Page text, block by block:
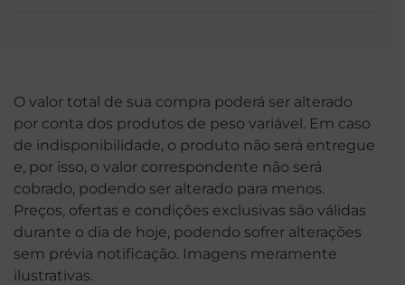
O valor total de sua compra poderá ser alterado
por conta dos produtos de peso variável. Em caso
de indisponibilidade, o produto não será entregue
e, por isso, o valor correspondente não será
cobrado, podendo ser alterado para menos.
Preços, ofertas e condições exclusivas são válidas
durante o dia de hoje, podendo sofrer alterações
sem prévia notificação. Imagens meramente
ilustrativas.